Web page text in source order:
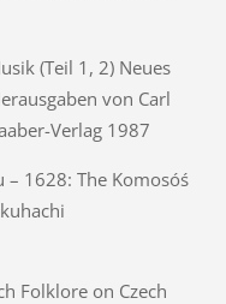
(Teil 1, 2) Neues
von Carl
Verlag 1987
– 1628: The Komosóś
Folklore on Czech